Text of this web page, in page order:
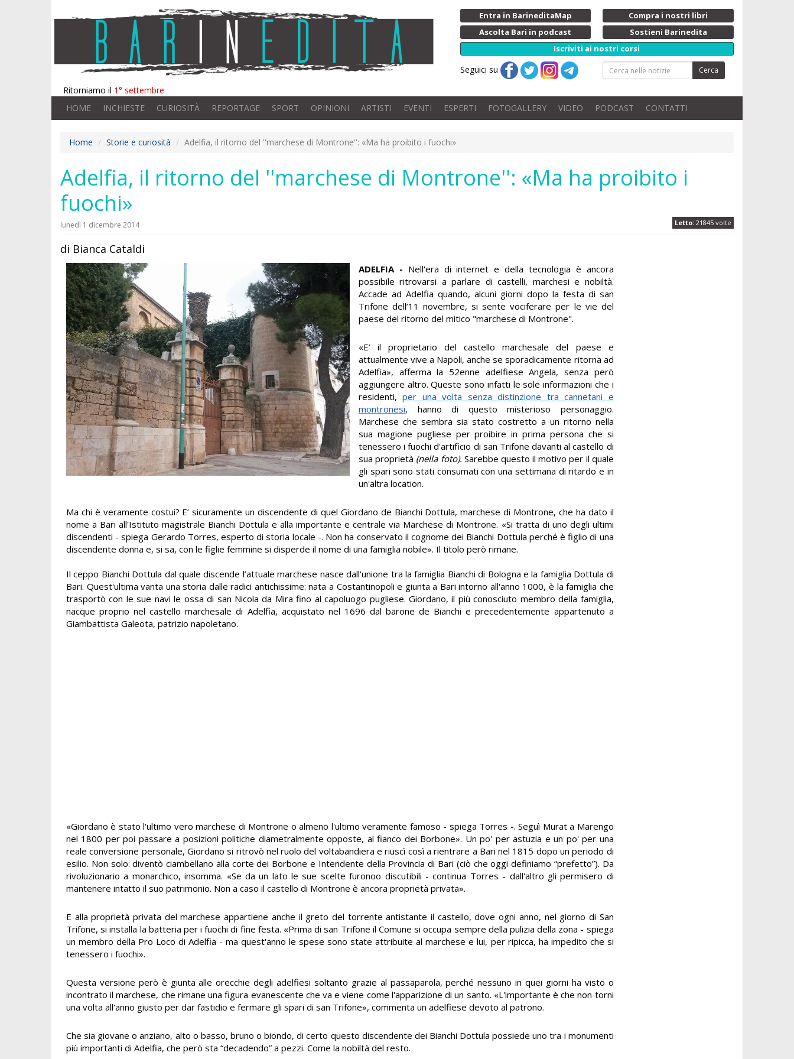
Ritorniamo il 1° settembre
Entra in BarineditaMap
Compra i nostri libri
Ascolta Bari in podcast
Sostieni Barinedita
Iscriviti ai nostri corsi
Seguici su Cerca
HOME INCHIESTE CURIOSITÀ REPORTAGE SPORT OPINIONI ARTISTI EVENTI ESPERTI FOTOGALLERY VIDEO PODCAST CONTATTI
Home Storie e curiosità Adelfia, il ritorno del ''marchese di Montrone'': «Ma ha proibito i fuochi»
Adelfia, il ritorno del ''marchese di Montrone'': «Ma ha proibito i
fuochi»
Letto: 21845 volte
lunedì 1 dicembre 2014
di Bianca Cataldi
ADELFIA - Nell'era di internet e della tecnologia è ancora
possibile ritrovarsi a parlare di castelli, marchesi e nobiltà.
Accade ad Adelfia quando, alcuni giorni dopo la festa di san
Trifone dell’11 novembre, si sente vociferare per le vie del
paese del ritorno del mitico "marchese di Montrone".
«E’ il proprietario del castello marchesale del paese e
attualmente vive a Napoli, anche se sporadicamente ritorna ad
Adelfia», afferma la 52enne adelfiese Angela, senza però
aggiungere altro. Queste sono infatti le sole informazioni che i
residenti,per una volta senza distinzione tra cannetani e
montronesi, hanno di questo misterioso personaggio.
Marchese che sembra sia stato costretto a un ritorno nella
sua magione pugliese per proibire in prima persona che si
tenessero i fuochi d'artificio di san Trifone davanti al castello di
sua proprietà (nella foto). Sarebbe questo il motivo per il quale
gli spari sono stati consumati con una settimana di ritardo e in
un'altra location.
Ma chi è veramente costui? E’ sicuramente un discendente di quel Giordano de Bianchi Dottula, marchese di Montrone, che ha dato il
nome a Bari all'Istituto magistrale Bianchi Dottula e alla importante e centrale via Marchese di Montrone. «Si tratta di uno degli ultimi
discendenti - spiega Gerardo Torres, esperto di storia locale -. Non ha conservato il cognome dei Bianchi Dottula perché è figlio di una
discendente donna e, si sa, con le figlie femmine si disperde il nome di una famiglia nobile». Il titolo però rimane.
Il ceppo Bianchi Dottula dal quale discende l’attuale marchese nasce dall'unione tra la famiglia Bianchi di Bologna e la famiglia Dottula di
Bari. Quest'ultima vanta una storia dalle radici antichissime: nata a Costantinopoli e giunta a Bari intorno all'anno 1000, è la famiglia che
trasportò con le sue navi le ossa di san Nicola da Mira fino al capoluogo pugliese. Giordano, il più conosciuto membro della famiglia,
nacque proprio nel castello marchesale di Adelfia, acquistato nel 1696 dal barone de Bianchi e precedentemente appartenuto a
Giambattista Galeota, patrizio napoletano.
«Giordano è stato l'ultimo vero marchese di Montrone o almeno l'ultimo veramente famoso - spiega Torres -. Seguì Murat a Marengo
nel 1800 per poi passare a posizioni politiche diametralmente opposte, al fianco dei Borbone». Un po' per astuzia e un po' per una
reale conversione personale, Giordano si ritrovò nel ruolo del voltabandiera e riuscì così a rientrare a Bari nel 1815 dopo un periodo di
esilio. Non solo: diventò ciambellano alla corte dei Borbone e Intendente della Provincia di Bari (ciò che oggi definiamo “prefetto”). Da
rivoluzionario a monarchico, insomma. «Se da un lato le sue scelte furonoo discutibili - continua Torres - dall'altro gli permisero di
mantenere intatto il suo patrimonio. Non a caso il castello di Montrone è ancora proprietà privata».
E alla proprietà privata del marchese appartiene anche il greto del torrente antistante il castello, dove ogni anno, nel giorno di San
Trifone, si installa la batteria per i fuochi di fine festa. «Prima di san Trifone il Comune si occupa sempre della pulizia della zona - spiega
un membro della Pro Loco di Adelfia - ma quest'anno le spese sono state attribuite al marchese e lui, per ripicca, ha impedito che si
tenessero i fuochi».
Questa versione però è giunta alle orecchie degli adelfiesi soltanto grazie al passaparola, perché nessuno in quei giorni ha visto o
incontrato il marchese, che rimane una figura evanescente che va e viene come l'apparizione di un santo. «L'importante è che non torni
una volta all'anno giusto per dar fastidio e fermare gli spari di san Trifone», commenta un adelfiese devoto al patrono.
Che sia giovane o anziano, alto o basso, bruno o biondo, di certo questo discendente dei Bianchi Dottula possiede uno tra i monumenti
più importanti di Adelfia, che però sta “decadendo” a pezzi. Come la nobiltà del resto.